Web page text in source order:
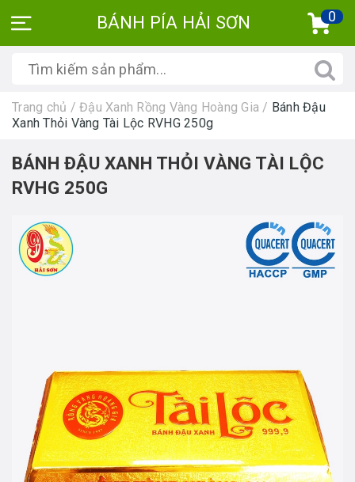
BÁNH PÍA HẢI SƠN 0
Trang chủ / Đậu Xanh Rồng Vàng Hoàng Gia / Bánh Đậu
Xanh Thỏi Vàng Tài Lộc RVHG 250g
BÁNH ĐẬU XANH THỎI VÀNG TÀI LỘC
RVHG 250G